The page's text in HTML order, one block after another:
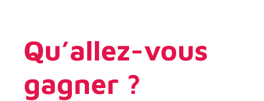
Qu’allez-vous
gagner ?